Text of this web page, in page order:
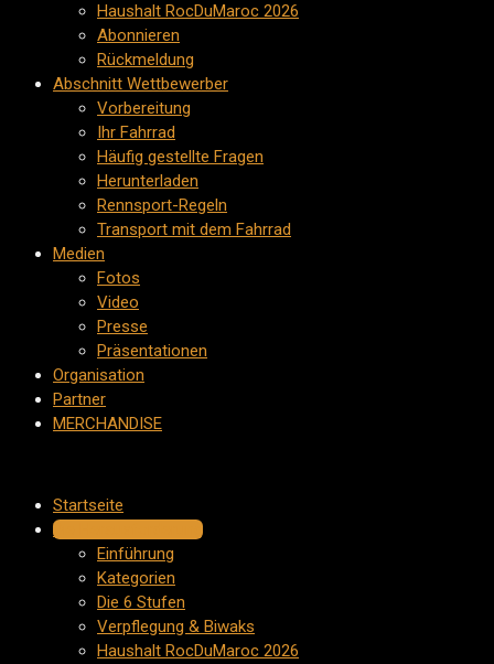
Haushalt RocDuMaroc 2026
Abonnieren
Rückmeldung
Abschnitt Wettbewerber
Vorbereitung
Ihr Fahrrad
Häufig gestellte Fragen
Herunterladen
Rennsport-Regeln
Transport mit dem Fahrrad
Medien
Fotos
Video
Presse
Präsentationen
Organisation
Partner
MERCHANDISE
Startseite
Die Herausforderung
Einführung
Kategorien
Die 6 Stufen
Verpflegung & Biwaks
Haushalt RocDuMaroc 2026